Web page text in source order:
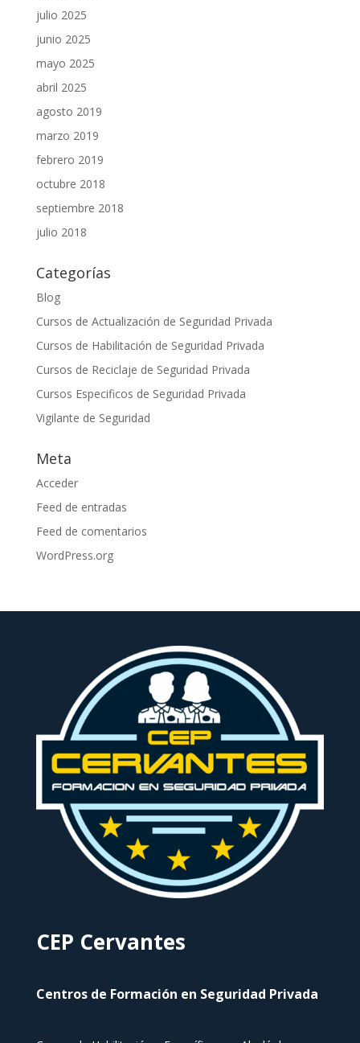
julio 2025
junio 2025
mayo 2025
abril 2025
agosto 2019
marzo 2019
febrero 2019
octubre 2018
septiembre 2018
julio 2018
Categorías
Blog
Cursos de Actualización de Seguridad Privada
Cursos de Habilitación de Seguridad Privada
Cursos de Reciclaje de Seguridad Privada
Cursos Especificos de Seguridad Privada
Vigilante de Seguridad
Meta
Acceder
Feed de entradas
Feed de comentarios
WordPress.org
CEP Cervantes
Centros de Formación en Seguridad Privada